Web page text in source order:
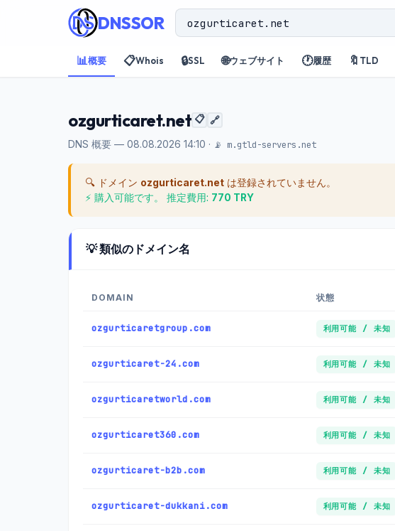
DNSSOR
📊概要 📋Whois 🔒SSL 🌐ウェブサイト 🕐履歴 🔖 TLD
ozgurticaret.net 📋 🔗
DNS 概要 — 08.08.2026 14:10 · 📡 m.gtld-servers.net
🔍 ドメイン ozgurticaret.net は登録されていません。
⚡ 購入可能です。 推定費用: 770 TRY
💡 類似のドメイン名
DOMAIN 状態
ozgurticaretgroup.com 利用可能 / 未知
ozgurticaret-24.com 利用可能 / 未知
ozgurticaretworld.com 利用可能 / 未知
ozgurticaret360.com 利用可能 / 未知
ozgurticaret-b2b.com 利用可能 / 未知
ozgurticaret-dukkani.com 利用可能 / 未知